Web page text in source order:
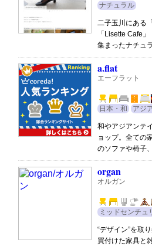
ナチュラル
二子玉川にある
「Lisette Cafe
集まったナチュ
a.flat
エーフラット
日本・和 アジ
和やアジアンテ
ョップ。全ての
のソファや椅子
organ
オルガン
ミッドセンチュ
“デザイン”を取
買付けた家具と